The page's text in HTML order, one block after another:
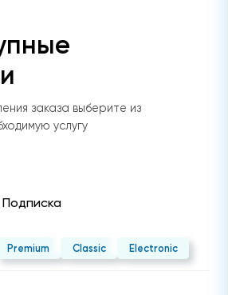
заказа выберите из
услугу
Подписка
Premium Classic Electronic